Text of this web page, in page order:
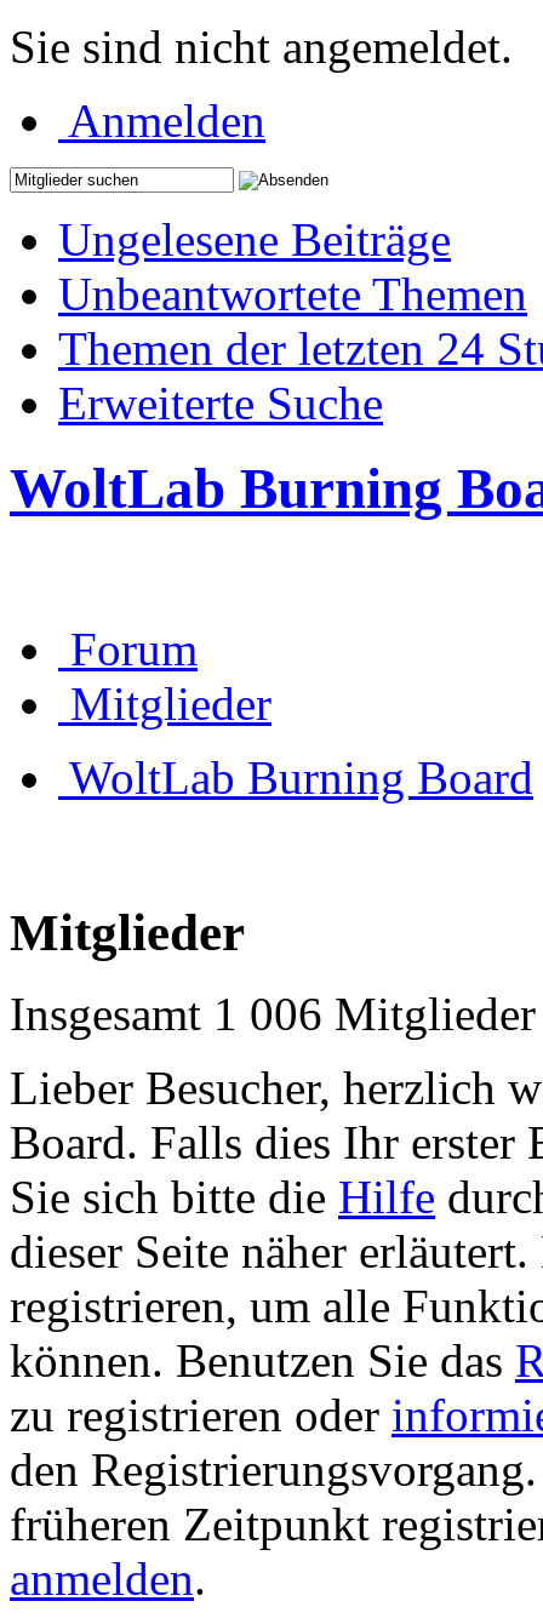
Sie sind nicht angemeldet.
Anmelden
Ungelesene Beiträge
Unbeantwortete Themen
Themen der letzten 24
Erweiterte Suche
WoltLab Burning
Forum
Mitglieder
WoltLab Burning Board
Mitglieder
Insgesamt 1 006 Mitglieder
Lieber Besucher, herzlich
Board. Falls dies Ihr erster
Sie sich bitte die Hilfe
dieser Seite näher
registrieren, um alle
können. Benutzen Sie das
zu registrieren oder
den
früheren Zeitpunkt
anmelden.